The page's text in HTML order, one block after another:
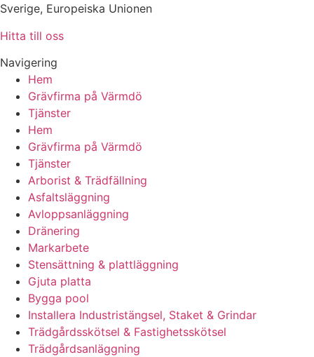
Sverige, Europeiska Unionen
Hitta till oss
Navigering
Hem
Grävfirma på Värmdö
Tjänster
Hem
Grävfirma på Värmdö
Tjänster
Arborist & Trädfällning
Asfaltsläggning
Avloppsanläggning
Dränering
Markarbete
Stensättning & plattläggning
Gjuta platta
Bygga pool
Installera Industristängsel, Staket & Grindar
Trädgårdsskötsel & Fastighetsskötsel
Trädgårdsanläggning